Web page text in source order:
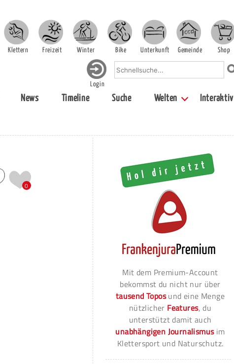
Klettern Freizeit Winter Bike Unterkunft Gemeinde Shop
Login
News Timeline Suche Welten Interaktiv
0
Mit dem Premium-Account
bekommst du nicht nur über
tausend Toposund eine Menge
nützlicher Features, du
unterstützt damit auch
unabhängigen Journalismusim
Klettersport und Naturschutz.